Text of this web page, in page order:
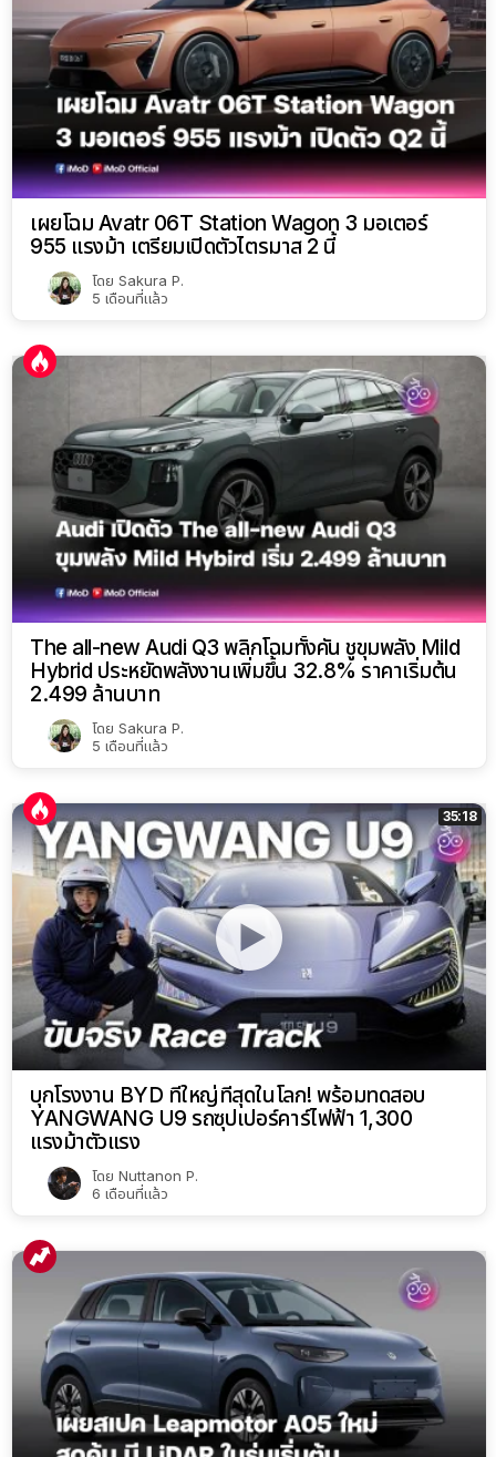
เผยโฉม Avatr 06T Station Wagon 3 มอเตอร์
955 แรงม้า เตรียมเปิดตัวไตรมาส 2 นี้
โดย Sakura P.
5 เดือนที่แล้ว
The all-new Audi Q3 พลิกโฉมทั้งคัน ชูขุมพลัง Mild
Hybrid ประหยัดพลังงานเพิ่มขึ้น 32.8% ราคาเริ่มต้น
2.499 ล้านบาท
โดย Sakura P.
5 เดือนที่แล้ว
35:18
บุกโรงงาน BYD ที่ใหญ่ที่สุดในโลก! พร้อมทดสอบ
YANGWANG U9 รถซุปเปอร์คาร์ไฟฟ้า 1,300
แรงม้าตัวแรง
โดย Nuttanon P.
6 เดือนที่แล้ว